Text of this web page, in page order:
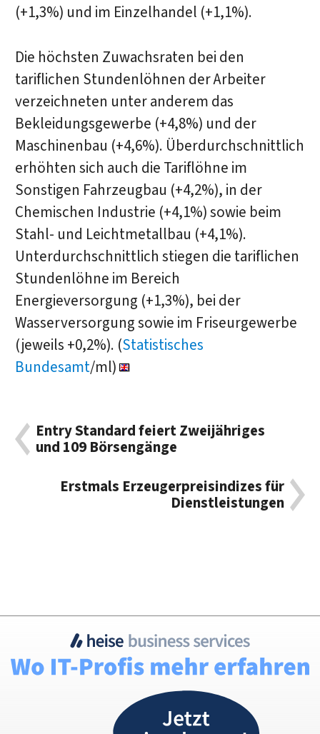
(+1,3%) und im Einzelhandel (+1,1%).
Die höchsten Zuwachsraten bei den
tariflichen Stundenlöhnen der Arbeiter
verzeichneten unter anderem das
Bekleidungsgewerbe (+4,8%) und der
Maschinenbau (+4,6%). Überdurchschnittlich
erhöhten sich auch die Tariflöhne im
Sonstigen Fahrzeugbau (+4,2%), in der
Chemischen Industrie (+4,1%) sowie beim
Stahl- und Leichtmetallbau (+4,1%).
Unterdurchschnittlich stiegen die tariflichen
Stundenlöhne im Bereich
Energieversorgung (+1,3%), bei der
Wasserversorgung sowie im Friseurgewerbe
(jeweils +0,2%). (Statistisches
Bundesamt/ml)
Entry Standard feiert Zweijähriges
und 109 Börsengänge
Erstmals Erzeugerpreisindizes für
Dienstleistungen